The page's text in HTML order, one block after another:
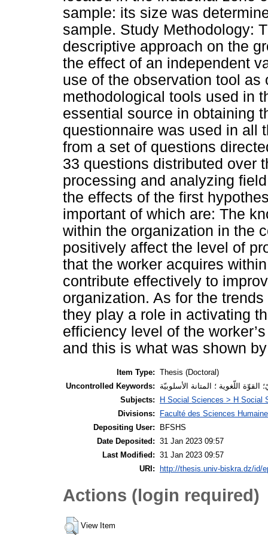
sample: its size was
sample. Study Methodology:
descriptive approach on the
the effect of an independent
use of the observation tool as
methodological tools used in
essential source in obtaining
questionnaire was used in all
from a set of questions
33 questions distributed over
processing and analyzing
the effects of the first
important of which are: The
within the organization in the
positively affect the level of
that the worker acquires
contribute effectively to
organization. As for the
they play a role in activating
efficiency level of the
and this is what was shown
Item Type: Thesis (Doctoral)
Uncontrolled Keywords:
اللّغوية ؛ المتانة الأسلوبيّة
Subjects:
H Social Sciences > H Social
Divisions:
Faculté des Sciences
Depositing User:
BFSHS
Date Deposited: 31 Jan 2023 09:57
Last Modified: 31 Jan 2023 09:57
URI:
http://thesis.univ-biskra.dz/id/
Actions (login required)
View Item